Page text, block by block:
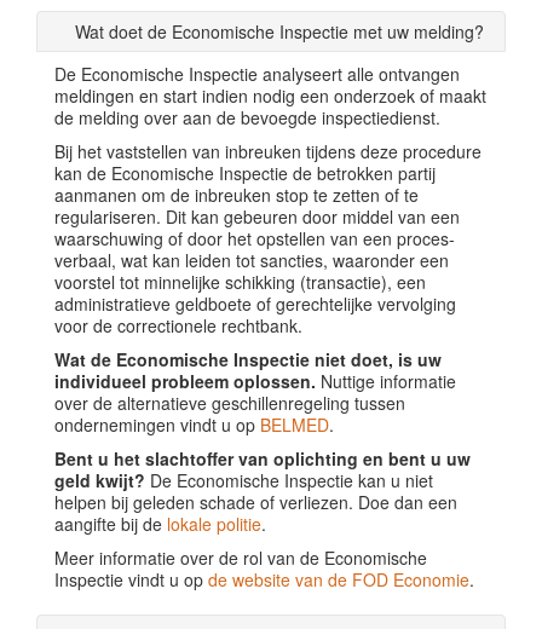
Wat doet de Economische Inspectie met uw melding?
De Economische Inspectie analyseert alle ontvangen
meldingen en start indien nodig een onderzoek of maakt
de melding over aan de bevoegde inspectiedienst.
Bij het vaststellen van inbreuken tijdens deze procedure
kan de Economische Inspectie de betrokken partij
aanmanen om de inbreuken stop te zetten of te
regulariseren. Dit kan gebeuren door middel van een
waarschuwing of door het opstellen van een proces-
verbaal, wat kan leiden tot sancties, waaronder een
voorstel tot minnelijke schikking (transactie), een
administratieve geldboete of gerechtelijke vervolging
voor de correctionele rechtbank.
Wat de Economische Inspectie niet doet, is uw
individueel probleem oplossen. Nuttige informatie
over de alternatieve geschillenregeling tussen
ondernemingen vindt u op BELMED.
Bent u het slachtoffer van oplichting en bent u uw
geld kwijt? De Economische Inspectie kan u niet
helpen bij geleden schade of verliezen. Doe dan een
aangifte bij de lokale politie.
Meer informatie over de rol van de Economische
Inspectie vindt u op de website van de FOD Economie.